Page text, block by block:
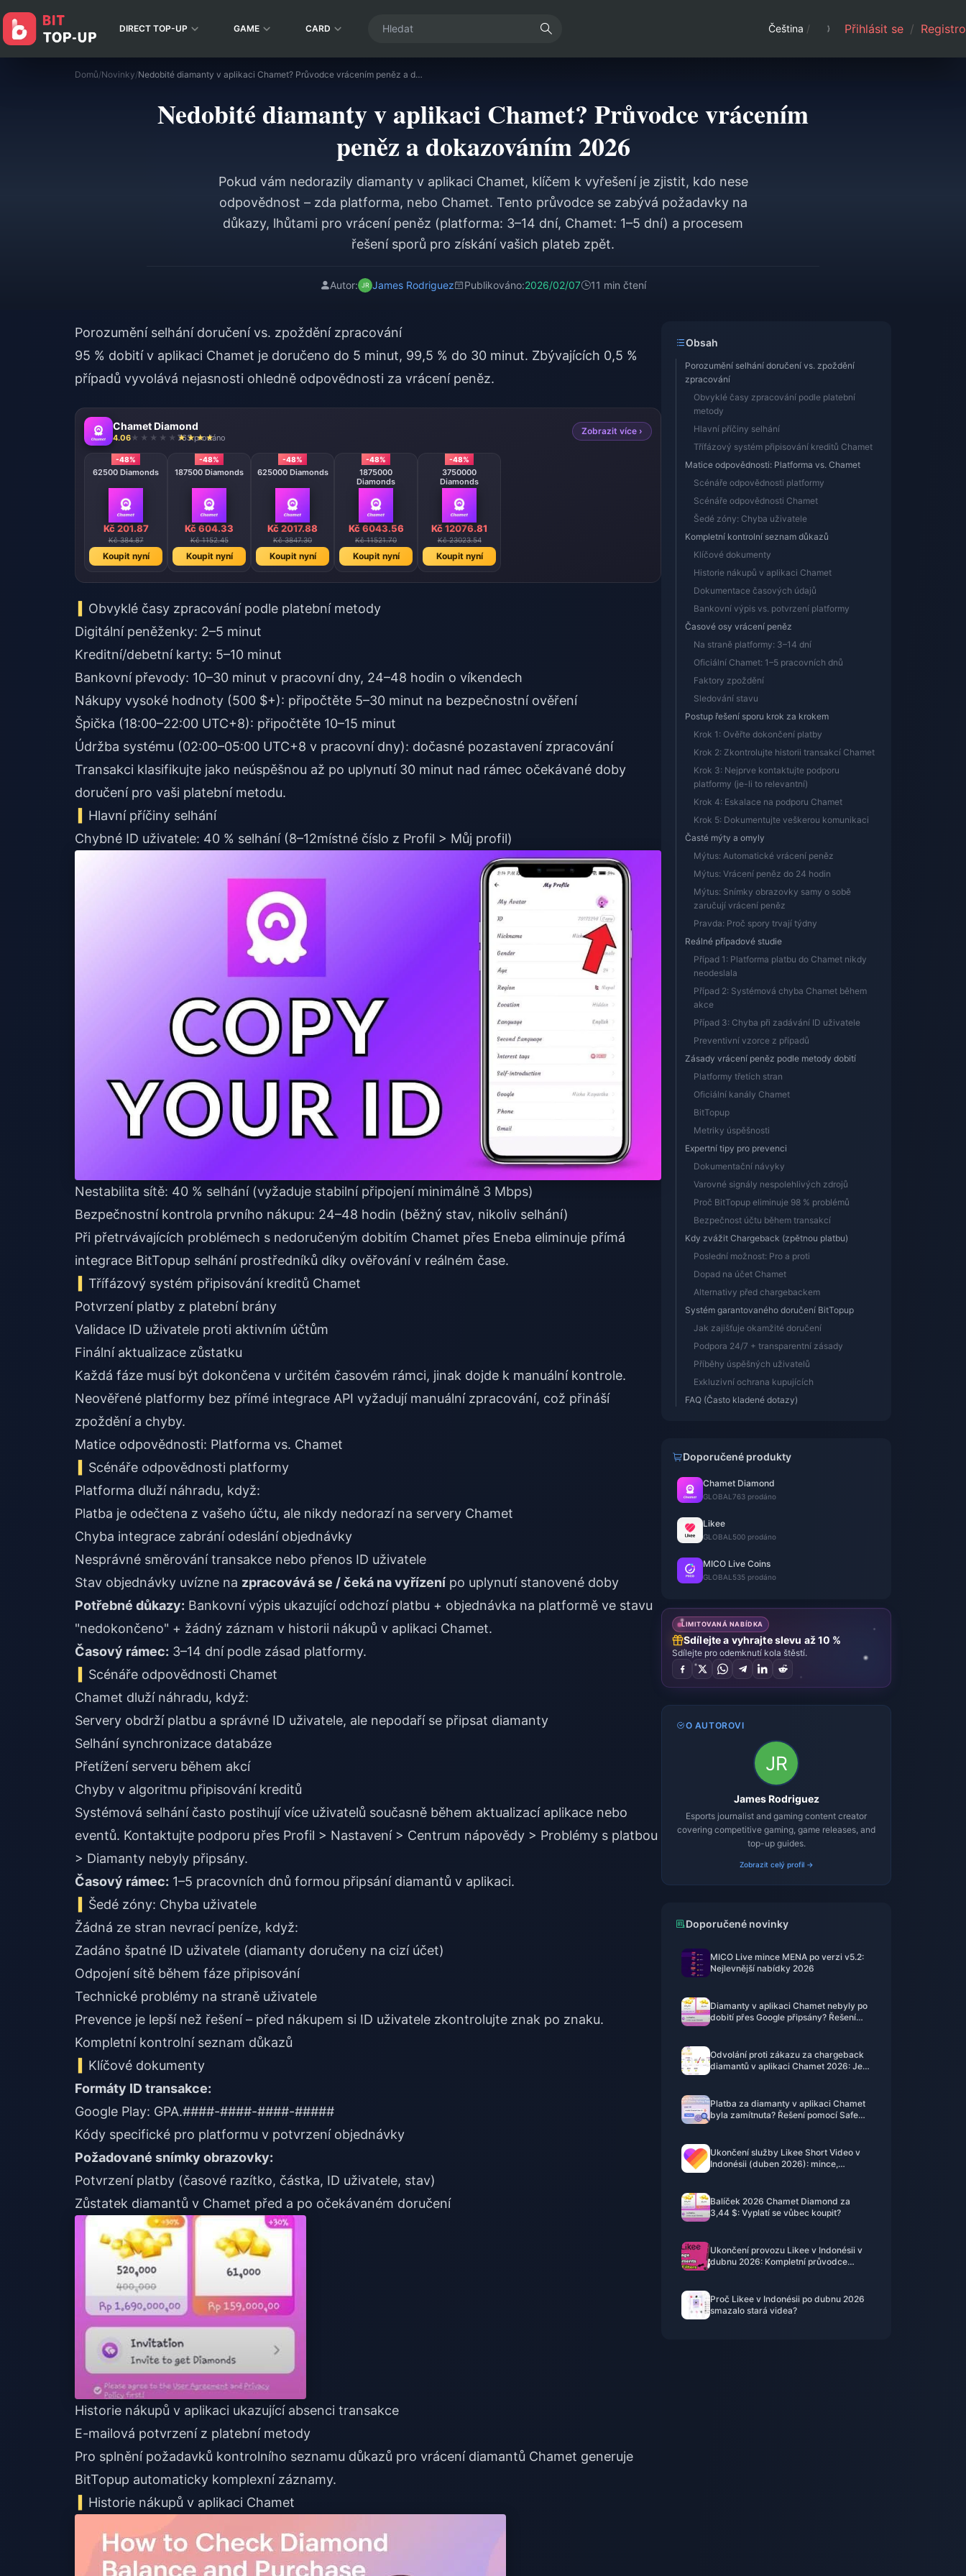
DIRECT TOP-UP GAME CARD Čeština / Přihlásit se /
Domů/Novinky/ Nedobité diamanty v aplikaci Chamet? Průvodce vrácením peněz a dokazováním 2026
Nedobité diamanty v aplikaci Chamet? Průvodce vrácením
peněz a dokazováním 2026
Pokud vám nedorazily diamanty v aplikaci Chamet, klíčem k vyřešení je zjistit, kdo nese
odpovědnost – zda platforma, nebo Chamet. Tento průvodce se zabývá požadavky na
důkazy, lhůtami pro vrácení peněz (platforma: 3–14 dní, Chamet: 1–5 dní) a procesem
řešení sporů pro získání vašich plateb zpět.
Autor: James Rodriguez Publikováno:2026/02/07 11 min čtení
Porozumění selhání doručení vs. zpoždění zpracování
95 % dobití v aplikaci Chamet je doručeno do 5 minut, 99,5 % do 30 minut. Zbývajících 0,5 %
případů vyvolává nejasnosti ohledně odpovědnosti za vrácení peněz.
Chamet Diamond
4.06 763 prodáno
Zobrazit více ›
-48%
62500 Diamonds
Kč 201.87
Kč 384.87
Koupit nyní
-48%
187500 Diamonds
Kč 604.33
Kč 1152.45
Koupit nyní
-48%
625000 Diamonds
Kč 2017.88
Kč 3847.30
Koupit nyní
-48%
1875000
Diamonds
Kč 6043.56
Kč 11521.70
Koupit nyní
-48%
3750000
Diamonds
Kč 12076.81
Kč 23023.54
Koupit nyní
Obvyklé časy zpracování podle platební metody
Digitální peněženky: 2–5 minut
Kreditní/debetní karty: 5–10 minut
Bankovní převody: 10–30 minut v pracovní dny, 24–48 hodin o víkendech
Nákupy vysoké hodnoty (500 $+): připočtěte 5–30 minut na bezpečnostní ověření
Špička (18:00–22:00 UTC+8): připočtěte 10–15 minut
Údržba systému (02:00–05:00 UTC+8 v pracovní dny): dočasné pozastavení zpracování
Transakci klasifikujte jako neúspěšnou až po uplynutí 30 minut nad rámec očekávané doby
doručení pro vaši platební metodu.
Hlavní příčiny selhání
Chybné ID uživatele: 40 % selhání (8–12místné číslo z Profil > Můj profil)
Nestabilita sítě: 40 % selhání (vyžaduje stabilní připojení minimálně 3 Mbps)
Bezpečnostní kontrola prvního nákupu: 24–48 hodin (běžný stav, nikoliv selhání)
Při přetrvávajících problémech s nedoručeným dobitím Chamet přes Eneba eliminuje přímá
integrace BitTopup selhání prostředníků díky ověřování v reálném čase.
Třífázový systém připisování kreditů Chamet
Potvrzení platby z platební brány
Validace ID uživatele proti aktivním účtům
Finální aktualizace zůstatku
Každá fáze musí být dokončena v určitém časovém rámci, jinak dojde k manuální kontrole.
Neověřené platformy bez přímé integrace API vyžadují manuální zpracování, což přináší
zpoždění a chyby.
Matice odpovědnosti: Platforma vs. Chamet
Scénáře odpovědnosti platformy
Platforma dluží náhradu, když:
Platba je odečtena z vašeho účtu, ale nikdy nedorazí na servery Chamet
Chyba integrace zabrání odeslání objednávky
Nesprávné směrování transakce nebo přenos ID uživatele
Stav objednávky uvízne na zpracovává se / čeká na vyřízení po uplynutí stanovené doby
Potřebné důkazy: Bankovní výpis ukazující odchozí platbu + objednávka na platformě ve stavu
"nedokončeno" + žádný záznam v historii nákupů v aplikaci Chamet.
Časový rámec: 3–14 dní podle zásad platformy.
Scénáře odpovědnosti Chamet
Chamet dluží náhradu, když:
Servery obdrží platbu a správné ID uživatele, ale nepodaří se připsat diamanty
Selhání synchronizace databáze
Přetížení serveru během akcí
Chyby v algoritmu připisování kreditů
Systémová selhání často postihují více uživatelů současně během aktualizací aplikace nebo
eventů. Kontaktujte podporu přes Profil > Nastavení > Centrum nápovědy > Problémy s platbou
> Diamanty nebyly připsány.
Časový rámec: 1–5 pracovních dnů formou připsání diamantů v aplikaci.
Šedé zóny: Chyba uživatele
Žádná ze stran nevrací peníze, když:
Zadáno špatné ID uživatele (diamanty doručeny na cizí účet)
Odpojení sítě během fáze připisování
Technické problémy na straně uživatele
Prevence je lepší než řešení – před nákupem si ID uživatele zkontrolujte znak po znaku.
Kompletní kontrolní seznam důkazů
Klíčové dokumenty
Formáty ID transakce:
Google Play: GPA.####-####-####-#####
Kódy specifické pro platformu v potvrzení objednávky
Požadované snímky obrazovky:
Potvrzení platby (časové razítko, částka, ID uživatele, stav)
Zůstatek diamantů v Chamet před a po očekávaném doručení
Historie nákupů v aplikaci ukazující absenci transakce
E-mailová potvrzení z platební metody
Pro splnění požadavků kontrolního seznamu důkazů pro vrácení diamantů Chamet generuje
BitTopup automaticky komplexní záznamy.
Historie nákupů v aplikaci Chamet
Obsah
Porozumění selhání doručení vs. zpoždění
zpracování
Obvyklé časy zpracování podle platební
metody
Hlavní příčiny selhání
Třífázový systém připisování kreditů Chamet
Matice odpovědnosti: Platforma vs. Chamet
Scénáře odpovědnosti platformy
Scénáře odpovědnosti Chamet
Šedé zóny: Chyba uživatele
Kompletní kontrolní seznam důkazů
Klíčové dokumenty
Historie nákupů v aplikaci Chamet
Dokumentace časových údajů
Bankovní výpis vs. potvrzení platformy
Časové osy vrácení peněz
Na straně platformy: 3–14 dní
Oficiální Chamet: 1–5 pracovních dnů
Faktory zpoždění
Sledování stavu
Postup řešení sporu krok za krokem
Krok 1: Ověřte dokončení platby
Krok 2: Zkontrolujte historii transakcí Chamet
Krok 3: Nejprve kontaktujte podporu
platformy (je-li to relevantní)
Krok 4: Eskalace na podporu Chamet
Krok 5: Dokumentujte veškerou komunikaci
Časté mýty a omyly
Mýtus: Automatické vrácení peněz
Mýtus: Vrácení peněz do 24 hodin
Mýtus: Snímky obrazovky samy o sobě
zaručují vrácení peněz
Pravda: Proč spory trvají týdny
Reálné případové studie
Případ 1: Platforma platbu do Chamet nikdy
neodeslala
Případ 2: Systémová chyba Chamet během
akce
Případ 3: Chyba při zadávání ID uživatele
Preventivní vzorce z případů
Zásady vrácení peněz podle metody dobití
Platformy třetích stran
Oficiální kanály Chamet
BitTopup
Metriky úspěšnosti
Expertní tipy pro prevenci
Dokumentační návyky
Varovné signály nespolehlivých zdrojů
Proč BitTopup eliminuje 98 % problémů
Bezpečnost účtu během transakcí
Kdy zvážit Chargeback (zpětnou platbu)
Poslední možnost: Pro a proti
Dopad na účet Chamet
Alternativy před chargebackem
Systém garantovaného doručení BitTopup
Jak zajišťuje okamžité doručení
Podpora 24/7 + transparentní zásady
Příběhy úspěšných uživatelů
Exkluzivní ochrana kupujících
FAQ (Často kladené dotazy)
Doporučené produkty
Chamet Diamond
GLOBAL 763 prodáno
Likee
GLOBAL 500 prodáno
MICO Live Coins
GLOBAL 535 prodáno
LIMITOVANÁ NABÍDKA
Sdílejte a vyhrajte slevu až 10 %
Sdílejte pro odemknutí kola štěstí.
O AUTOROVI
James Rodriguez
Esports journalist and gaming content creator
covering competitive gaming, game releases, and
top-up guides.
Zobrazit celý profil →
Doporučené novinky
MICO Live mince MENA po verzi v5.2:
Nejlevnější nabídky 2026
Diamanty v aplikaci Chamet nebyly po
dobití přes Google připsány? Řešení
Odvolání proti zákazu za chargeback
diamantů v aplikaci Chamet 2026: Je
Platba za diamanty v aplikaci Chamet
byla zamítnuta? Řešení pomocí Safe
Ukončení služby Likee Short Video v
Indonésii (duben 2026): mince,
Balíček 2026 Chamet Diamond za
3,44 $: Vyplatí se vůbec koupit?
Ukončení provozu Likee v Indonésii v
dubnu 2026: Kompletní průvodce
Proč Likee v Indonésii po dubnu 2026
smazalo stará videa?